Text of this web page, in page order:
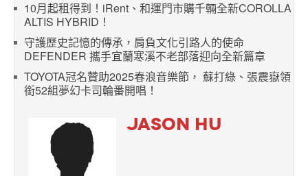
10月起租得到！iRent、和運門市購千輛全新COROLLA
ALTIS HYBRID！
守護歷史記憶的傳承，肩負文化引路人的使命
DEFENDER 攜手宜蘭寒溪不老部落迎向全新篇章
TOYOTA冠名贊助2025春浪音樂節， 蘇打綠、張震嶽領
銜52組夢幻卡司輪番開唱！
JASON HU